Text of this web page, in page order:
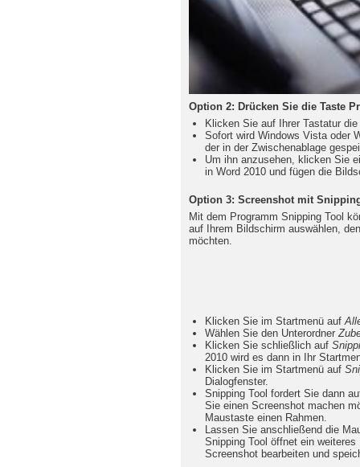
Option 2: Drücken Sie die Taste
Klicken Sie auf Ihrer Tastatur
Sofort wird Windows Vista oder
der in der Zwischenablage
Um ihn anzusehen, klicken Sie
in Word 2010 und fügen die
Option 3: Screenshot mit
Mit dem Programm Snipping Tool
auf Ihrem Bildschirm auswählen,
möchten.
Klicken Sie im Startmenü auf
Wählen Sie den Unterordner
Klicken Sie schließlich auf
2010 wird es dann in Ihr
Klicken Sie im Startmenü auf
Dialogfenster.
Snipping Tool fordert Sie dann
Sie einen Screenshot machen
Maustaste einen Rahmen.
Lassen Sie anschließend die
Snipping Tool öffnet ein
Screenshot bearbeiten und